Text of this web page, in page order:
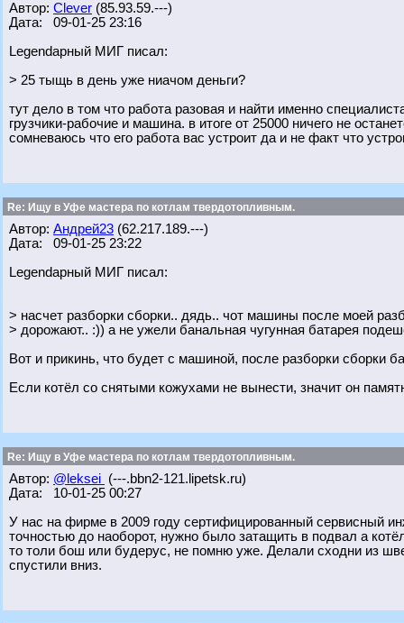
Автор: Clever (85.93.59.---)
Дата: 09-01-25 23:16
Legendарный МИГ писал:
> 25 тыщь в день уже ниачом деньги?
тут дело в том что работа разовая и найти именно
грузчики-рабочие и машина. в итоге от 25000 ничего не
сомневаюсь что его работа вас устроит да и не факт что
Re: Ищу в Уфе мастера по котлам твердотопливным.
Автор: Андрей23 (62.217.189.---)
Дата: 09-01-25 23:22
Legendарный МИГ писал:
> насчет разборки сборки.. дядь.. чот машины после моей
> дорожают.. :)) а не ужели банальная чугунная батарея
Вот и прикинь, что будет с машиной, после разборки сборки
Если котёл со снятыми кожухами не вынести, значит он
Re: Ищу в Уфе мастера по котлам твердотопливным.
Автор: @leksei (---.bbn2-121.lipetsk.ru)
Дата: 10-01-25 00:27
У нас на фирме в 2009 году сертифицированный сервисный
точностью до наоборот, нужно было затащить в подвал а
то толи бош или будерус, не помню уже. Делали сходни из
спустили вниз.